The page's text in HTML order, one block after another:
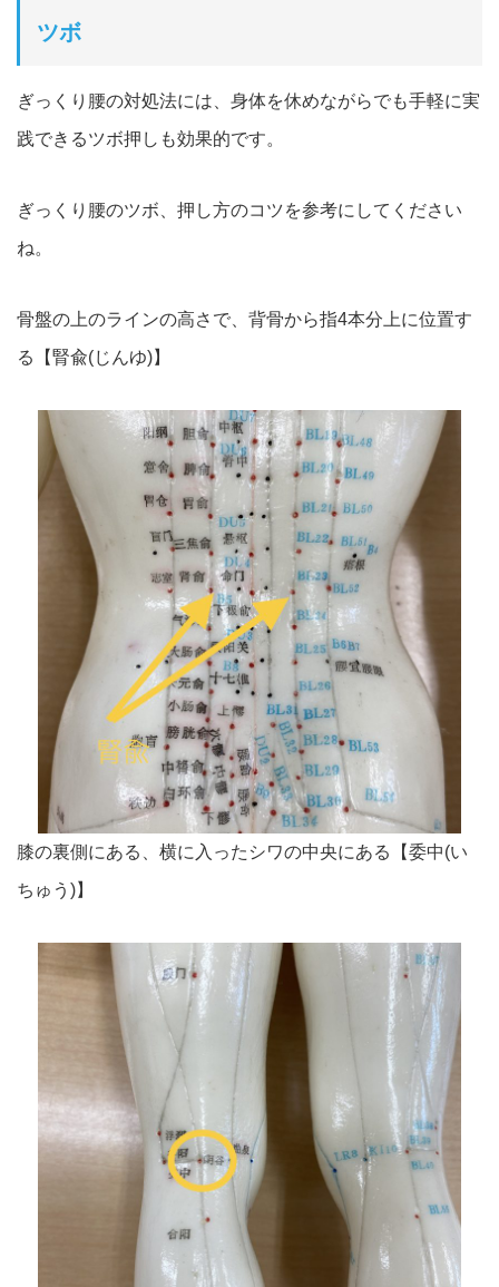
ツボ
ぎっくり腰の対処法には、身体を休めながらでも手軽に実
践できるツボ押しも効果的です。
ぎっくり腰のツボ、押し方のコツを参考にしてください
ね。
骨盤の上のラインの高さで、背骨から指4本分上に位置す
る【腎兪(じんゆ)】
膝の裏側にある、横に入ったシワの中央にある
【委中(い
ちゅう )】